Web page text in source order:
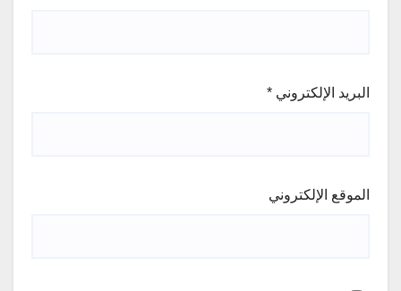
البريد الإلكتروني *
الموقع الإلكتروني